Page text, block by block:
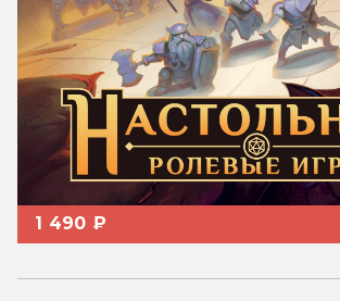
1 490 ₽